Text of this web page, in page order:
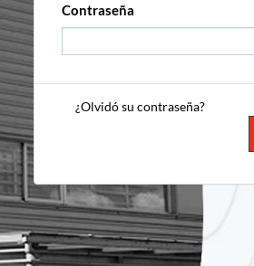
Contraseña
¿Olvidó su contraseña?